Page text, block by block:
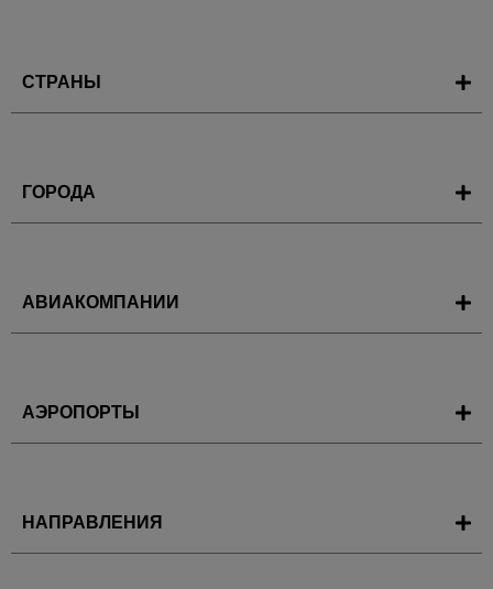
СТРАНЫ
ГОРОДА
АВИАКОМПАНИИ
АЭРОПОРТЫ
НАПРАВЛЕНИЯ